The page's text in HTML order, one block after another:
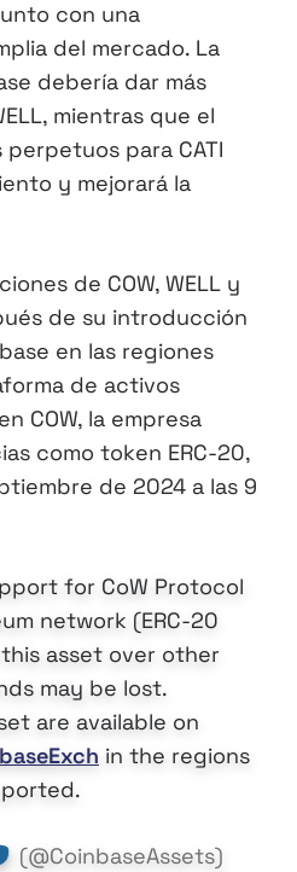
con una
del mercado. La
debería dar más
mientras que el
para CATI
y mejorará la
de COW, WELL y
de su introducción
en las regiones
de activos
COW, la empresa
como token ERC-20,
de 2024 a las 9
for CoW Protocol
network (ERC-20
asset over other
may be lost.
are available on
in the regions
(@CoinbaseAssets)